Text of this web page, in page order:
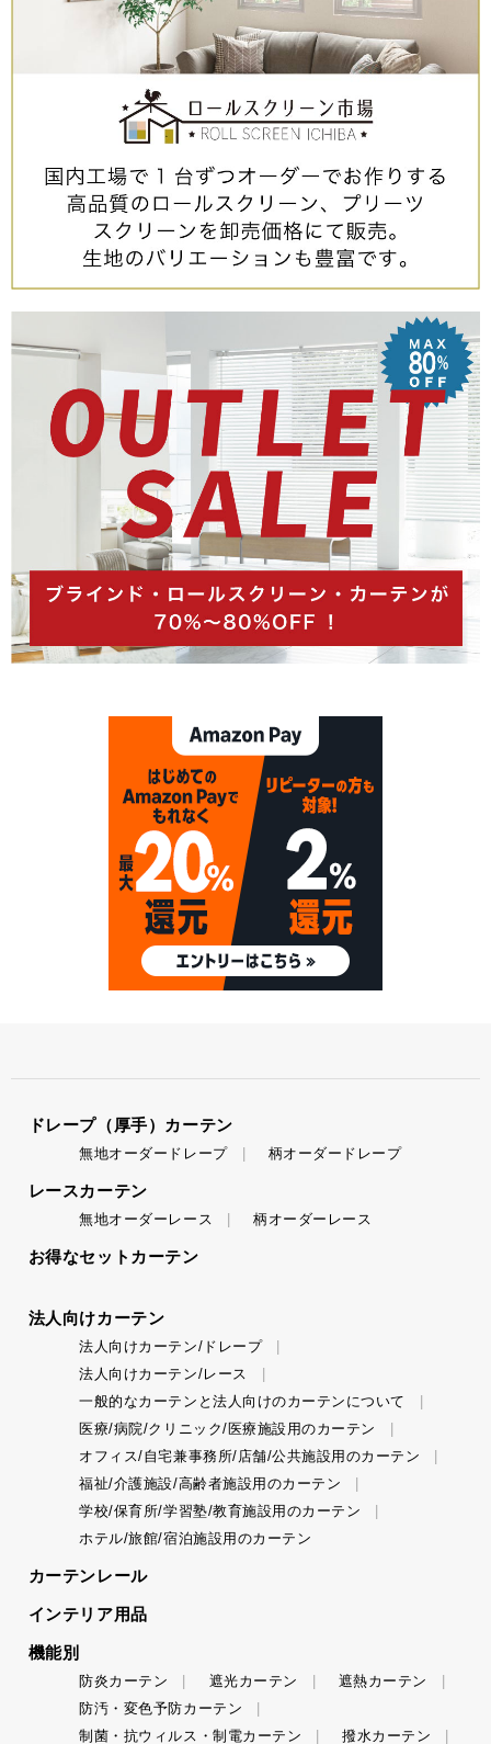
ドレープ（厚手）カーテン
無地オーダードレープ 柄オーダードレープ
レースカーテン
無地オーダーレース 柄オーダーレース
お得なセットカーテン
法人向けカーテン
法人向けカーテン/ドレープ
法人向けカーテン/レース
一般的なカーテンと法人向けのカーテンについて
医療/病院/クリニック/医療施設用のカーテン
オフィス/自宅兼事務所/店舗/公共施設用のカーテン
福祉/介護施設/高齢者施設用のカーテン
学校/保育所/学習塾/教育施設用のカーテン
ホテル/旅館/宿泊施設用のカーテン
カーテンレール
インテリア用品
機能別
防炎カーテン 遮光カーテン
遮熱カーテン
防汚・変色予防カーテン
制菌・抗ウィルス・制電カーテン
撥水カーテン